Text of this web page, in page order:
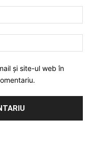
și site-ul web în